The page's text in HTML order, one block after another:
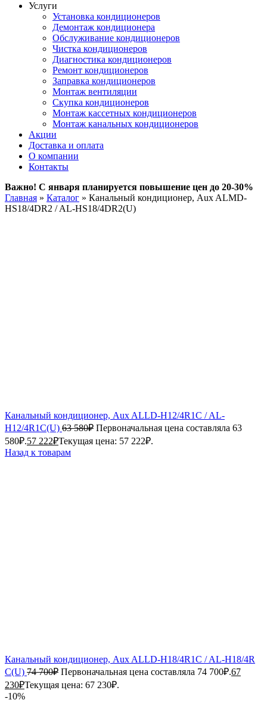
Услуги
Установка кондиционеров
Демонтаж кондиционера
Обслуживание кондиционеров
Чистка кондиционеров
Диагностика кондиционеров
Ремонт кондиционеров
Заправка кондиционеров
Монтаж вентиляции
Скупка кондиционеров
Монтаж кассетных кондиционеров
Монтаж канальных кондиционеров
Акции
Доставка и оплата
О компании
Контакты
Важно! С января планируется повышение цен до 20-30%
Главная » Каталог » Канальный кондиционер, Aux ALMD-
HS18/4DR2 / AL-HS18/4DR2(U)
Канальный кондиционер, Aux ALLD-H12/4R1C / AL-
H12/4R1С(U) 63 580₽ Первоначальная цена составляла 63
580₽.57 222₽Текущая цена: 57 222₽.
Назад к товарам
Канальный кондиционер, Aux ALLD-H18/4R1C / AL-H18/4R
С(U) 74 700₽ Первоначальная цена составляла 74 700₽.67
230₽Текущая цена: 67 230₽.
-10%